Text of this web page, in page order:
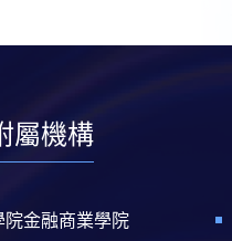
屬機構
金融商業學院